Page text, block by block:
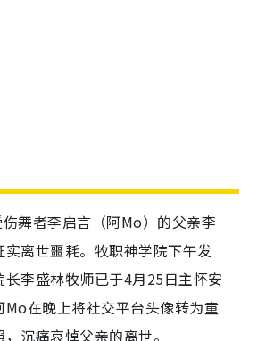
舞者李启言（阿Mo）的父亲李
离世噩耗。牧职神学院下午发
李盛林牧师已于4月25日主怀安
Mo在晚上将社交平台头像转为童
沉痛哀悼父亲的离世。